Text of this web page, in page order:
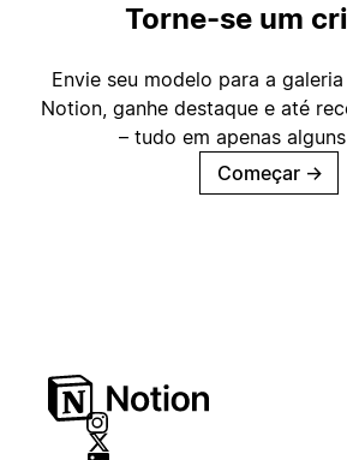
Torne-se um
Envie seu modelo para a
Notion, ganhe destaque e até
– tudo em apenas
Começar →